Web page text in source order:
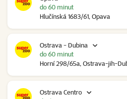
Hlučínská 1683/61, Opava
do 60 minut
Ostrava - Dubina
Horní 298/65a, Ostrava-jih-
do 60 minut
Ostrava Centro